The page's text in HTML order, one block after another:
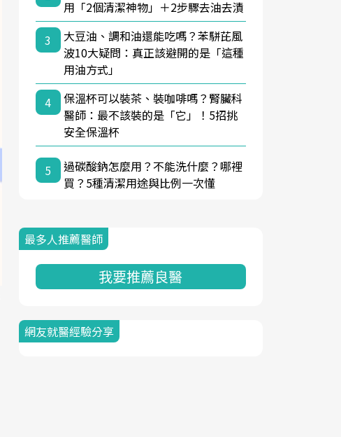
用「2個清潔神物」＋2步驟去油去漬
3
大豆油、調和油還能吃嗎？苯駢芘風
波10大疑問：真正該避開的是「這種
用油方式」
4
保溫杯可以裝茶、裝咖啡嗎？腎臟科
醫師：最不該裝的是「它」！5招挑
安全保溫杯
5
過碳酸鈉怎麼用？不能洗什麼？哪裡
買？5種清潔用途與比例一次懂
最多人推薦醫師
我要推薦良醫
網友就醫經驗分享